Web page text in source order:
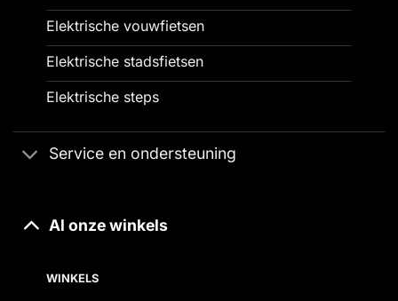
Elektrische vouwfietsen
Elektrische stadsfietsen
Elektrische steps
Service en ondersteuning
Al onze winkels
WINKELS